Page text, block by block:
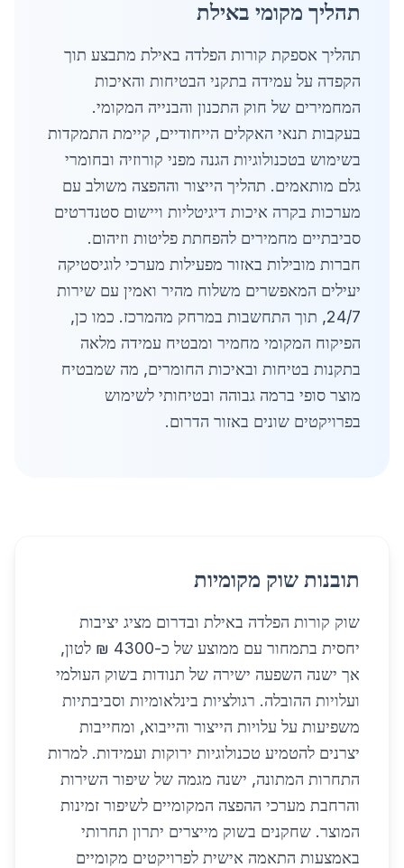
תהליך מקומי באילת
תהליך אספקת קורות הפלדה באילת מתבצע תוך
הקפדה על עמידה בתקני הבטיחות והאיכות
המחמירים של חוק התכנון והבנייה המקומי.
בעקבות תנאי האקלים הייחודיים, קיימת התמקדות
בשימוש בטכנולוגיות הגנה מפני קורוזיה ובחומרי
גלם מותאמים. תהליך הייצור וההפצה משולב עם
מערכות בקרה איכות דיגיטליות ויישום סטנדרטים
סביבתיים מחמירים להפחתת פליטות וזיהום.
חברות מובילות באזור מפעילות מערכי לוגיסטיקה
יעילים המאפשרים משלוח מהיר ואמין עם שירות
24/7, תוך התחשבות במרחק מהמרכז. כמו כן,
הפיקוח המקומי מחמיר ומבטיח עמידה מלאה
בתקנות בטיחות ובאיכות החומרים, מה שמבטיח
מוצר סופי ברמה גבוהה ובטיחותי לשימוש
בפרויקטים שונים באזור הדרום.
תובנות שוק מקומיות
שוק קורות הפלדה באילת ובדרום מציג יציבות
יחסית בתמחור עם ממוצע של כ-4300 ₪ לטון,
אך ישנה השפעה ישירה של תנודות בשוק העולמי
ועלויות ההובלה. רגולציות בינלאומיות וסביבתיות
משפיעות על עלויות הייצור והייבוא, ומחייבות
יצרנים להטמיע טכנולוגיות ירוקות ועמידות. למרות
התחרות המתונה, ישנה מגמה של שיפור השירות
והרחבת מערכי ההפצה המקומיים לשיפור זמינות
המוצר. שחקנים בשוק מייצרים יתרון תחרותי
באמצעות התאמה אישית לפרויקטים מקומיים